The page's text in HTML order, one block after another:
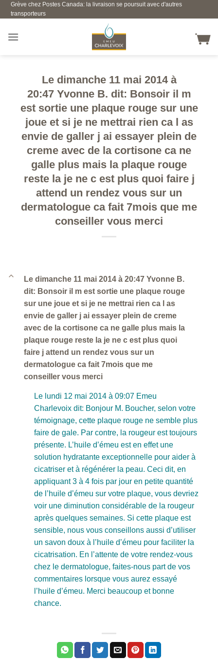
Skip
to
Grève chez Postes Canada: la livraison se poursuit avec d'autres
transporteurs
Le dimanche 11 mai 2014 à
20:47 Yvonne B. dit: Bonsoir il m
est sortie une plaque rouge sur une
joue et si je ne mettrai rien ca l as
envie de galler j ai essayer plein de
creme avec de la cortisone ca ne
galle plus mais la plaque rouge
reste la je ne c est plus quoi faire j
attend un rendez vous sur un
dermatologue ca fait 7mois que me
conseiller vous merci
B
Le dimanche 11 mai 2014 à 20:47 Yvonne B.
dit: Bonsoir il m est sortie une plaque rouge
sur une joue et si je ne mettrai rien ca l as
envie de galler j ai essayer plein de creme
avec de la cortisone ca ne galle plus mais la
plaque rouge reste la je ne c est plus quoi
faire j attend un rendez vous sur un
dermatologue ca fait 7mois que me
conseiller vous merci
Le lundi 12 mai 2014 à 09:07 Emeu
Charlevoix dit: Bonjour M. Boucher, selon votre
témoignage, cette plaque rouge ne semble plus
faire de gale. Par contre, la rougeur est toujours
présente. L’huile d’émeu est en effet une
solution hydratante exceptionnelle pour aider à
cicatriser et à régénérer la peau. Ceci dit, en
appliquant 3 à 4 fois par jour en petite quantité
de l’huile d’émeu sur votre plaque, vous devriez
voir une diminution considérable de la rougeur
après quelques semaines. Si cette plaque est
sensible, nous vous conseillons aussi d’utiliser
un savon doux à l’huile d’émeu pour faciliter la
cicatrisation. En l’attente de votre rendez-vous
chez le dermatologue, faites-nous part de vos
commentaires lorsque vous aurez essayé
l’huile d’émeu. Merci beaucoup et bonne
chance.